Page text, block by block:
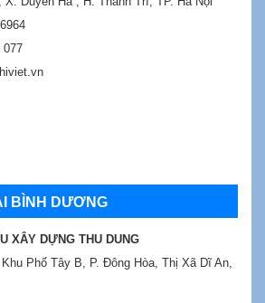
077
BÌNH DƯƠNG
XÂY DỰNG THU DUNG
Phố Tây B, P. Đông Hòa, Thị Xã Dĩ An,